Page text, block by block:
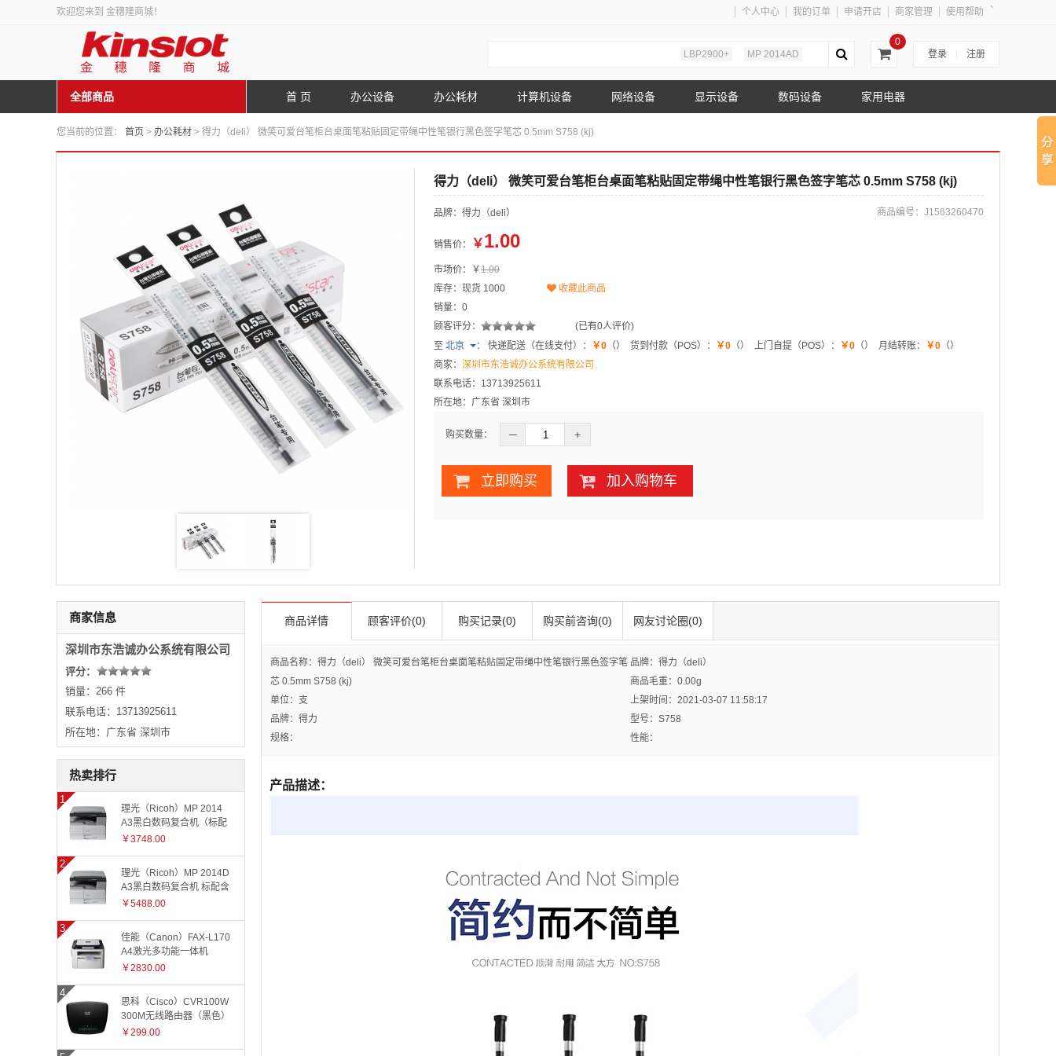
欢迎您来到 金穗隆商城！ 个人中心
、
我的订单 申请开店 商家管理 使用帮助
登录 注册
0
LBP2900+
MP 2014AD
全部商品 首 页 办公设备 办公耗材 计算机设备 网络设备 显示设备 数码设备 家用电器
您当前的位置： 首页 > 办公耗材 > 得力（deli） 微笑可爱台笔柜台桌面笔粘贴固定带绳中性笔银行黑色签字笔芯 0.5mm S758 (kj)
得力（deli） 微笑可爱台笔柜台桌面笔粘贴固定带绳中性笔银行黑色签字笔芯 0.5mm S758 (kj)
商品编号： J1563260470
品牌：得力（deli）
销售价： ￥1.00
市场价：￥1.00
库存：现货 1000
收藏此商品
销量：0
顾客评分：
(已有0人评价)
至 北京 ： 快递配送（在线支付）： ￥0 （） 货到付款（POS）： ￥0 （） 上门自提（POS）： ￥0 （） 月结转账： ￥0 （）
商家： 深圳市东浩诚办公系统有限公司
联系电话：13713925611
所在地：广东省 深圳市
购买数量： ─ +
立即购买 加入购物车
商品详情 顾客评价(0) 购买记录(0) 购买前咨询(0) 网友讨论圈(0)
商品名称：得力（deli） 微笑可爱台笔柜台桌面笔粘贴固定带绳中性笔银行黑色签字笔
芯 0.5mm S758 (kj)
品牌：得力（deli）
商品毛重： 0.00g
单位：支
上架时间：2021-03-07 11:58:17
品牌：得力
型号：S758
规格：
性能：
产品描述：
商家信息
深圳市东浩诚办公系统有限公司
评分：
销量：266 件
联系电话：13713925611
所在地：广东省 深圳市
热卖排行
理光（Ricoh）MP 2014
A3黑白数码复合机（标配
有线网络+国产工作台）
￥3748.00
理光（Ricoh）MP 2014D
A3黑白数码复合机 标配含
盖板
￥5488.00
佳能（Canon）FAX-L170
A4激光多功能一体机
￥2830.00
思科（Cisco）CVR100W
300M无线路由器（黑色）
￥299.00